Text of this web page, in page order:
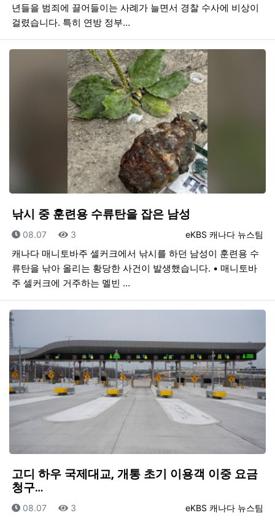
년들을 범죄에 끌어들이는 사례가 늘면서 경찰 수사에 비상이
걸렸습니다. 특히 연방 정부…
낚시 중 훈련용 수류탄을 잡은 남성
등록자
eKBS 캐나다 뉴스팀
등록일
08.07 조회
3
캐나다 매니토바주 셀커크에서 낚시를 하던 남성이 훈련용 수
류탄을 낚아 올리는 황당한 사건이 발생했습니다. • 매니토바
주 셀커크에 거주하는 멜빈 …
고디 하우 국제대교, 개통 초기 이용객 이중 요금
청구…
등록자
eKBS 캐나다 뉴스팀
등록일
08.07 조회
3